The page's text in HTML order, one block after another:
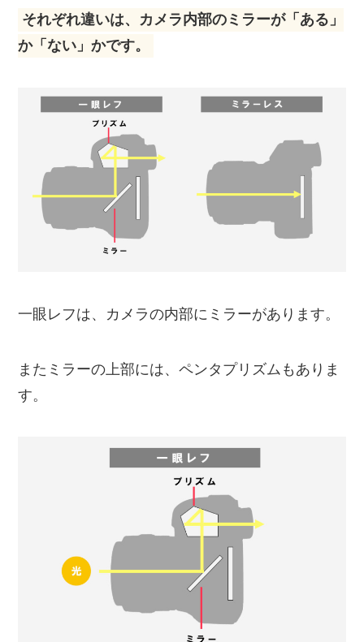
それぞれ違いは、カメラ内部のミラーが「ある」
か「ない」かです。
一眼レフは、カメラの内部にミラーがあります。
またミラーの上部には、ペンタプリズムもありま
す。